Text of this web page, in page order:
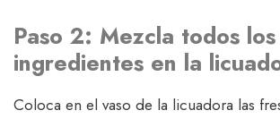
Paso 2: Mezcla todos los
ingredientes en la
Coloca en el vaso de la licuadora las